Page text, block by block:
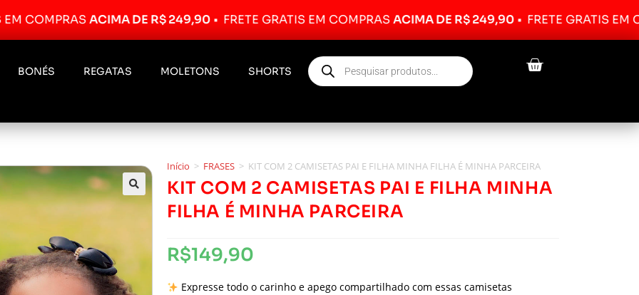
ACIMA DE R$ 249,90• FRETE GRÁTIS EM COMPRASACIMA DE R$ 249,90• FRETE GRÁTIS EM
BONÉS REGATAS MOLETONS SHORTS
Início > FRASES > KIT COM 2 CAMISETAS PAI E FILHA MINHA FILHA É MINHA PARCEIRA
KIT COM 2 CAMISETAS PAI E FILHA MINHA
FILHA É MINHA PARCEIRA
R$149,90
Expresse todo o carinho e apego compartilhado com essas camisetas